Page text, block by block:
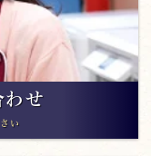
わせ
い